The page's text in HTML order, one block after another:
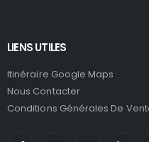
LIENS UTILES
Itinéraire Google Maps
Nous Contacter
Conditions Générales De